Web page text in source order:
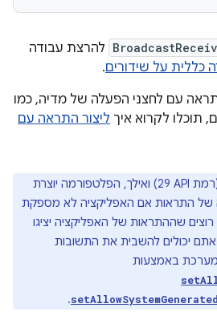
להרצת עבודה
כללית על שידורים.
עם לחצני הפעלה של מדיה, כמו
תוכלו לקרוא איך ליצור התראה עם
ב-Android 10 (רמת API‏ 29) ואילך, הפלטפורמה יוצרת
של התראות אם האפליקציה לא מספקת
שההתראות של האפליקציה יציגו
אתם יכולים להשבית את התשובות
באמצעות
.